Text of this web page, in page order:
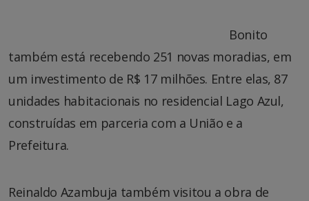
Bonito
também está recebendo 251 novas moradias, em
um investimento de R$ 17 milhões. Entre elas, 87
unidades habitacionais no residencial Lago Azul,
construídas em parceria com a União e a
Prefeitura.
Reinaldo Azambuja também visitou a obra de